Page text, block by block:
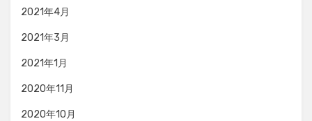
2021年4月
2021年3月
2021年1月
2020年11月
2020年10月